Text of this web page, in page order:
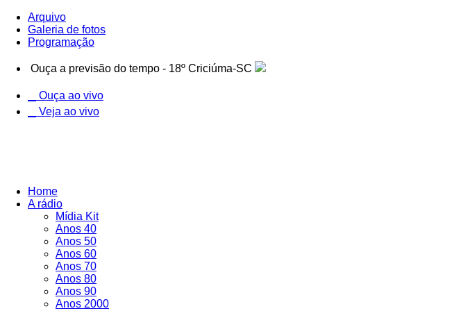
Arquivo
Galeria de fotos
Programação
Ouça a previsão do tempo - 18º Criciúma-SC
Ouça ao vivo
Veja ao vivo
Home
A rádio
Mídia Kit
Anos 40
Anos 50
Anos 60
Anos 70
Anos 80
Anos 90
Anos 2000